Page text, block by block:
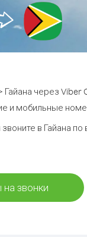
через Viber
и мобильные
в Гайана
на звонки